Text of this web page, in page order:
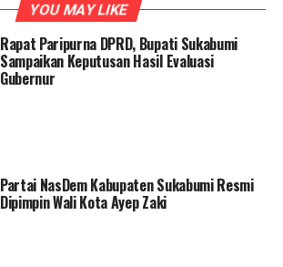
YOU MAY LIKE
Rapat Paripurna DPRD, Bupati Sukabumi
Sampaikan Keputusan Hasil Evaluasi
Gubernur
Partai NasDem Kabupaten Sukabumi Resmi
Dipimpin Wali Kota Ayep Zaki